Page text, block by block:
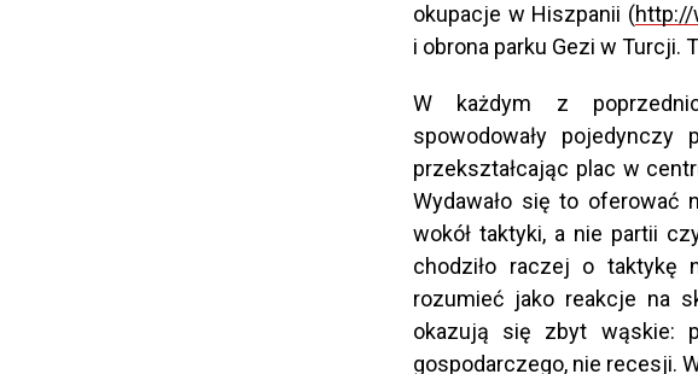
okupacje w Hiszpanii (
i obrona parku Gezi w Turcji.
W każdym z
spowodowały
przekształcając plac w
Wydawało się to oferować
wokół taktyki, a nie partii
chodziło raczej o taktykę
rozumieć jako reakcje na
okazują się zbyt wąskie:
gospodarczego, nie recesji.